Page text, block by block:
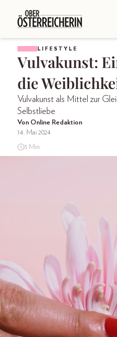
LIFESTYLE
Vulvakunst:
die
Vulvakunst als Mittel zur
Selbstliebe
Von Online Redaktion
14. Mai 2024
3 Min.